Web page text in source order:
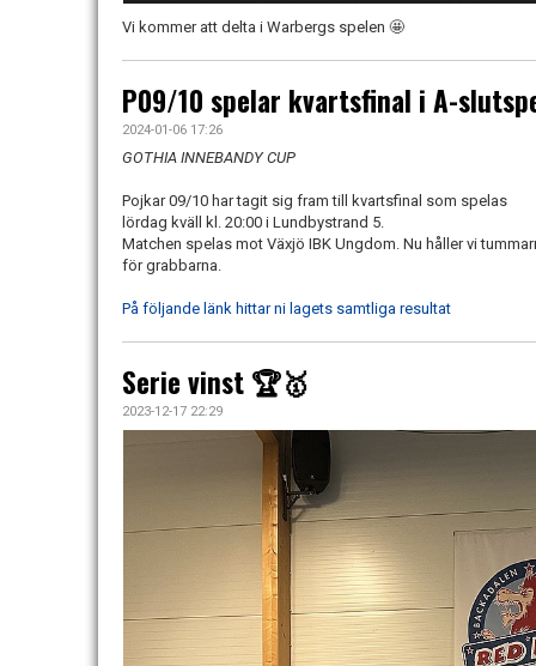
Vi kommer att delta i Warbergs spelen 🤩
P09/10 spelar kvartsfinal i A-
2024-01-06 17:26
GOTHIA INNEBANDY CUP
Pojkar 09/10 har tagit sig fram till kvartsfinal som spelas
lördag kväll kl. 20:00 i Lundbystrand 5.
Matchen spelas mot Växjö IBK Ungdom. Nu håller vi
för grabbarna.
På följande länk hittar ni lagets samtliga resultat
Serie vinst 🏆🥇
2023-12-17 22:29